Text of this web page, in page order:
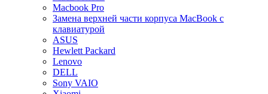
Macbook Pro
Замена верхней части корпуса MacBook с
клавиатурой
ASUS
Hewlett Packard
Lenovo
DELL
Sony VAIO